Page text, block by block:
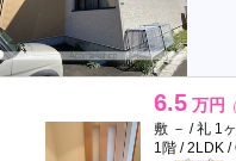
6.5 万円
敷 － / 礼 1
1階 / 2LDK /